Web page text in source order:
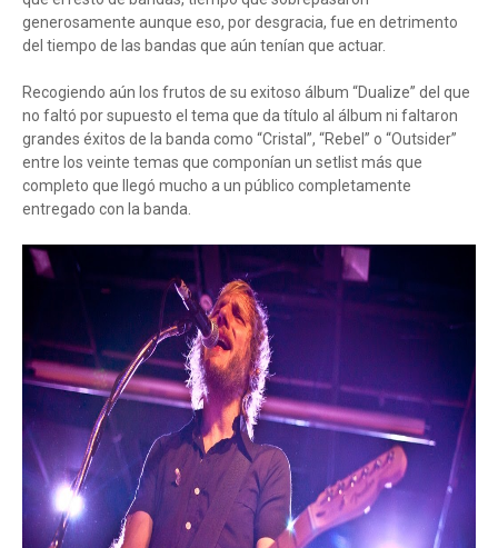
generosamente aunque eso, por desgracia, fue en detrimento
del tiempo de las bandas que aún tenían que actuar.
Recogiendo aún los frutos de su exitoso álbum “Dualize” del que
no faltó por supuesto el tema que da título al álbum ni faltaron
grandes éxitos de la banda como “Cristal”, “Rebel” o “Outsider”
entre los veinte temas que componían un setlist más que
completo que llegó mucho a un público completamente
entregado con la banda.